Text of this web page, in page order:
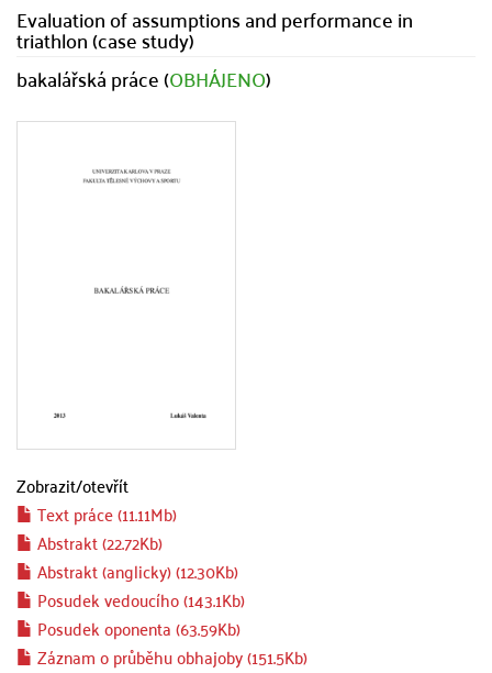
Evaluation of assumptions and performance in
triathlon (case study)
bakalářská práce (OBHÁJENO)
Zobrazit/otevřít
Text práce (11.11Mb)
Abstrakt (22.72Kb)
Abstrakt (anglicky) (12.30Kb)
Posudek vedoucího (143.1Kb)
Posudek oponenta (63.59Kb)
Záznam o průběhu obhajoby (151.5Kb)